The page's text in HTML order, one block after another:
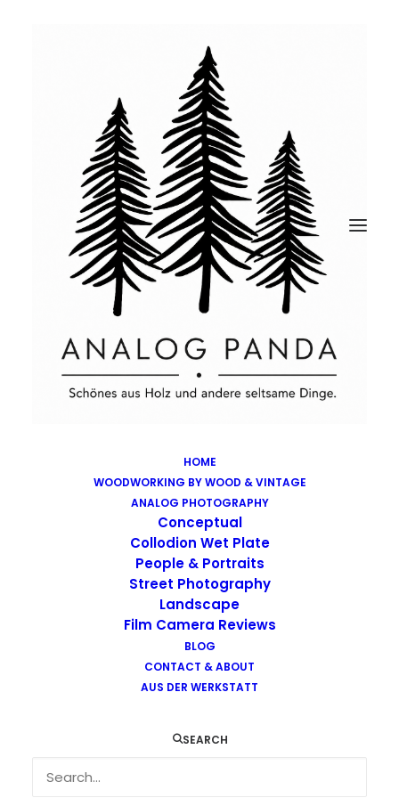
HOME
WOODWORKING BY WOOD & VINTAGE
ANALOG PHOTOGRAPHY
Conceptual
Collodion Wet Plate
People & Portraits
Street Photography
Landscape
Film Camera Reviews
BLOG
CONTACT & ABOUT
AUS DER WERKSTATT
SEARCH
Images tagged "infrared"
Images tagged "infrared"